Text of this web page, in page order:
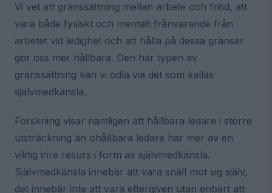
Vi vet att gränssättning mellan arbete och fritid, att
vara både fysiskt och mentalt frånvarande från
arbetet vid ledighet och att hålla på dessa gränser
gör oss mer hållbara. Den här typen av
gränssättning kan vi odla via det som kallas
självmedkänsla.
Forskning visar nämligen att hållbara ledare i större
utsträckning än ohållbara ledare har mer av en
viktig inre resurs i form av självmedkänsla.
Självmedkänsla innebär att vara snäll mot sig själv,
det innebär inte att vara eftergiven utan enbart att